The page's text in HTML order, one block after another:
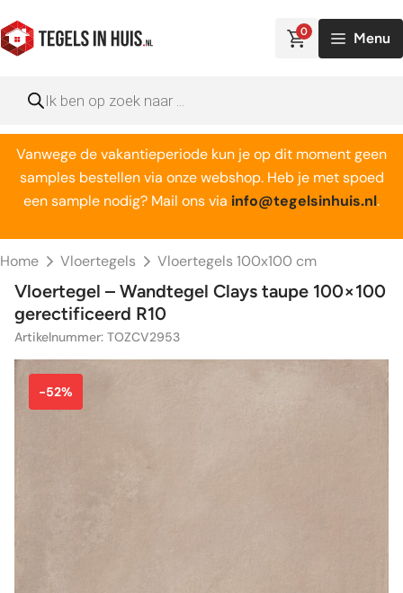
naar
de
0 Menu
zoeken
Vanwege de vakantieperiode kun je op dit moment geen
samples bestellen via onze webshop. Heb je met spoed
een sample nodig? Mail ons via info@tegelsinhuis.nl.
Home Vloertegels Vloertegels 100x100 cm
Vloertegel – Wandtegel Clays taupe 100×100
gerectificeerd R10
Artikelnummer: TOZCV2953
-52%